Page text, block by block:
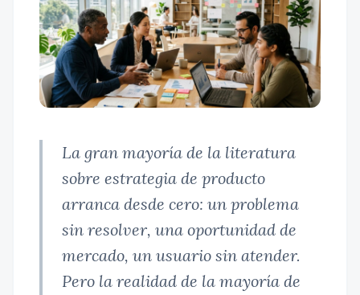
La gran mayoría de la literatura
sobre estrategia de producto
arranca desde cero: un problema
sin resolver, una oportunidad de
mercado, un usuario sin atender.
Pero la realidad de la mayoría de